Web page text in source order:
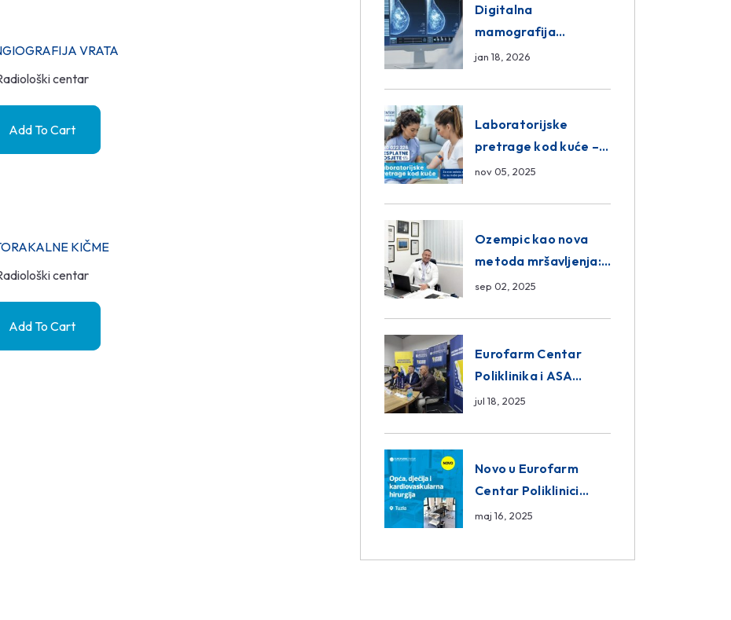
VRATA
centar
Add To Cart
KIČME
centar
Add To Cart
Digitalna
mamografija
Sarajevo – Pregled
jan 18, 2026
Laboratorijske
pretrage kod kuće –
novo u Eurofam
nov 05, 2025
Ozempic kao nova
metoda mršavljenja:
da ili ne?
sep 02, 2025
Eurofarm Centar
Poliklinika i ASA
CENTRAL osiguranje
BiH
jul 18, 2025
Novo u Eurofarm
Centar Poliklinici
Tuzla – opća, dječija i
hirurgija
maj 16, 2025